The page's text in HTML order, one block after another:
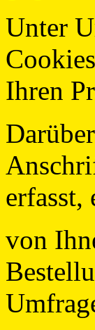
Unter
Ihren
erfasst,
von